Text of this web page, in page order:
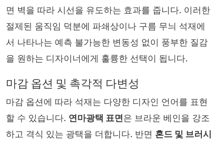
면 벽을 따라 시선을 유도하는 효과를 줍니다. 이러한
절제된 움직임 덕분에 파쇄상이나 구름 무늬 석재에
서 나타나는 예측 불가능한 변동성 없이 풍부한 질감
을 원하는 디자이너에게 훌륭한 선택이 됩니다.
마감 옵션 및 촉각적 다변성
마감 옵션에 따라 석재는 다양한 디자인 언어를 표현
할 수 있습니다. 연마광택 표면은 브라운 베인을 강조
하고 격식 있는 광택을 더합니다. 반면 혼드 및 브러시